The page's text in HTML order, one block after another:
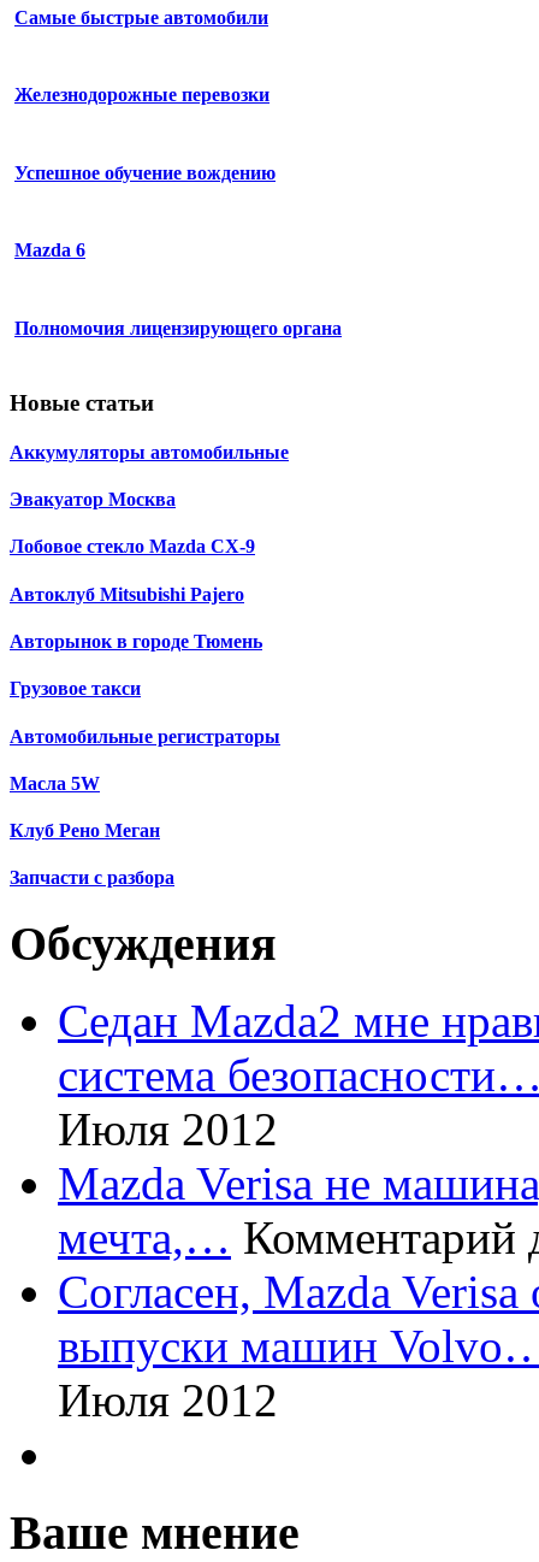
Самые быстрые автомобили
Железнодорожные перевозки
Успешное обучение вождению
Mazda 6
Полномочия лицензирующего органа
Новые статьи
Аккумуляторы автомобильные
Эвакуатор Москва
Лобовое стекло Mazda CX-9
Автоклуб Mitsubishi Pajero
Авторынок в городе Тюмень
Грузовое такси
Автомобильные регистраторы
Масла 5W
Клуб Рено Меган
Запчасти с разбора
Обсуждения
Седан Mazda2 мне
система
Июля 2012
Mazda Verisa не
мечта,… Комментарий
Согласен, Mazda
выпуски машин
Июля 2012
Ваше мнение